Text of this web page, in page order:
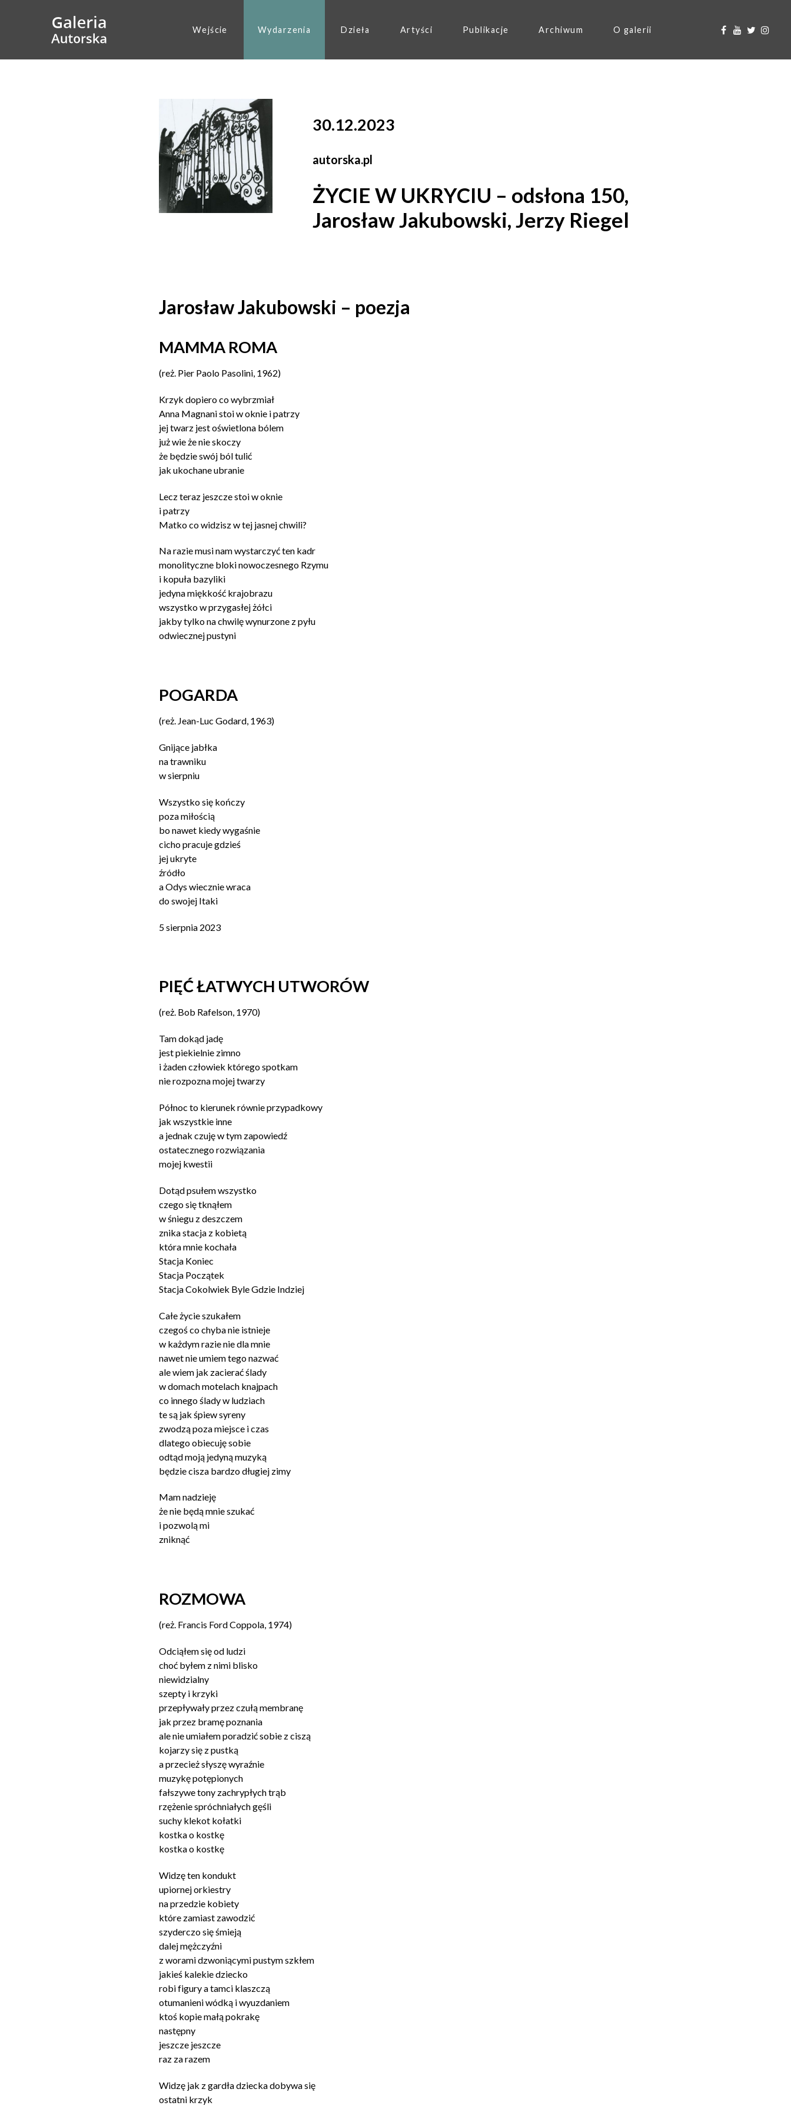
Wejście Wydarzenia Dzieła Artyści Publikacje Archiwum O galerii
30.12.2023
autorska.pl
ŻYCIE W UKRYCIU – odsłona 150,
Jarosław Jakubowski, Jerzy Riegel
Jarosław Jakubowski – poezja
MAMMA ROMA
(reż. Pier Paolo Pasolini, 1962)
Krzyk dopiero co wybrzmiał
Anna Magnani stoi w oknie i patrzy
jej twarz jest oświetlona bólem
już wie że nie skoczy
że będzie swój ból tulić
jak ukochane ubranie
Lecz teraz jeszcze stoi w oknie
i patrzy
Matko co widzisz w tej jasnej chwili?
Na razie musi nam wystarczyć ten kadr
monolityczne bloki nowoczesnego Rzymu
i kopuła bazyliki
jedyna miękkość krajobrazu
wszystko w przygasłej żółci
jakby tylko na chwilę wynurzone z pyłu
odwiecznej pustyni
POGARDA
(reż. Jean-Luc Godard, 1963)
Gnijące jabłka
na trawniku
w sierpniu
Wszystko się kończy
poza miłością
bo nawet kiedy wygaśnie
cicho pracuje gdzieś
jej ukryte
źródło
a Odys wiecznie wraca
do swojej Itaki
5 sierpnia 2023
PIĘĆ ŁATWYCH UTWORÓW
(reż. Bob Rafelson, 1970)
Tam dokąd jadę
jest piekielnie zimno
i żaden człowiek którego spotkam
nie rozpozna mojej twarzy
Północ to kierunek równie przypadkowy
jak wszystkie inne
a jednak czuję w tym zapowiedź
ostatecznego rozwiązania
mojej kwestii
Dotąd psułem wszystko
czego się tknąłem
w śniegu z deszczem
znika stacja z kobietą
która mnie kochała
Stacja Koniec
Stacja Początek
Stacja Cokolwiek Byle Gdzie Indziej
Całe życie szukałem
czegoś co chyba nie istnieje
w każdym razie nie dla mnie
nawet nie umiem tego nazwać
ale wiem jak zacierać ślady
w domach motelach knajpach
co innego ślady w ludziach
te są jak śpiew syreny
zwodzą poza miejsce i czas
dlatego obiecuję sobie
odtąd moją jedyną muzyką
będzie cisza bardzo długiej zimy
Mam nadzieję
że nie będą mnie szukać
i pozwolą mi
zniknąć
ROZMOWA
(reż. Francis Ford Coppola, 1974)
Odciąłem się od ludzi
choć byłem z nimi blisko
niewidzialny
szepty i krzyki
przepływały przez czułą membranę
jak przez bramę poznania
ale nie umiałem poradzić sobie z ciszą
kojarzy się z pustką
a przecież słyszę wyraźnie
muzykę potępionych
fałszywe tony zachrypłych trąb
rzężenie spróchniałych gęśli
suchy klekot kołatki
kostka o kostkę
kostka o kostkę
Widzę ten kondukt
upiornej orkiestry
na przedzie kobiety
które zamiast zawodzić
szyderczo się śmieją
dalej mężczyźni
z worami dzwoniącymi pustym szkłem
jakieś kalekie dziecko
robi figury a tamci klaszczą
otumanieni wódką i wyuzdaniem
ktoś kopie małą pokrakę
następny
jeszcze jeszcze
raz za razem
Widzę jak z gardła dziecka dobywa się
ostatni krzyk